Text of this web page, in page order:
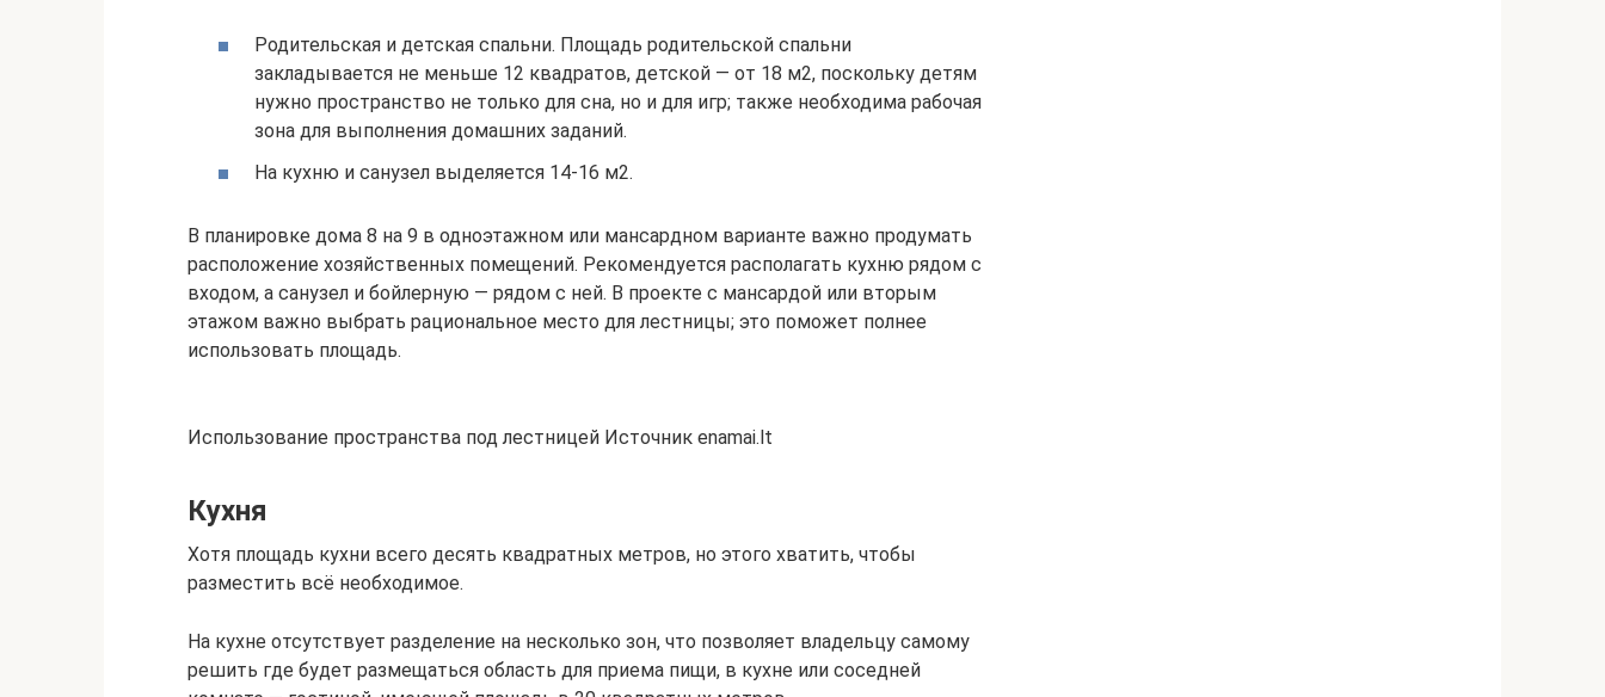
Родительская и детская спальни. Площадь родительской спальни
закладывается не меньше 12 квадратов, детской — от 18 м2, поскольку детям
нужно пространство не только для сна, но и для игр; также необходима рабочая
зона для выполнения домашних заданий.
На кухню и санузел выделяется 14-16 м2.
В планировке дома 8 на 9 в одноэтажном или мансардном варианте важно продумать
расположение хозяйственных помещений. Рекомендуется располагать кухню рядом с
входом, а санузел и бойлерную — рядом с ней. В проекте с мансардой или вторым
этажом важно выбрать рациональное место для лестницы; это поможет полнее
использовать площадь.
Использование пространства под лестницей Источник enamai.lt
Кухня
Хотя площадь кухни всего десять квадратных метров, но этого хватить, чтобы
разместить всё необходимое.
На кухне отсутствует разделение на несколько зон, что позволяет владельцу самому
решить где будет размещаться область для приема пищи, в кухне или соседней